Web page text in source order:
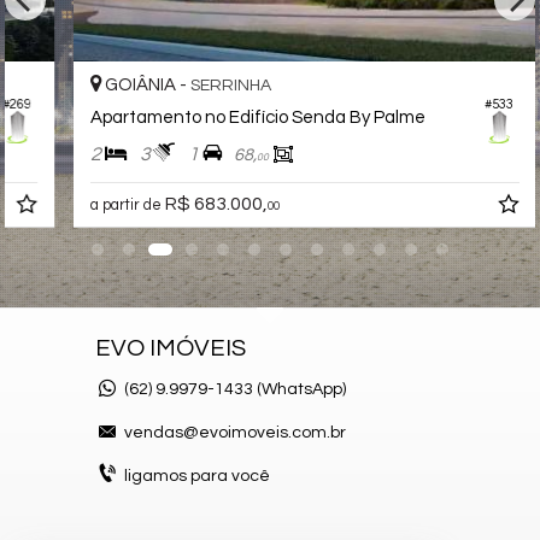
GOIÂNIA -SERRINHA
Apartamento no Edifício Senda By Palme
2 3 1 68,00
a partir deR$ 683.000,00
EVO IMÓVEIS
(62) 9.9979-1433 (WhatsApp)
vendas@evoimoveis.com.br
ligamos para você